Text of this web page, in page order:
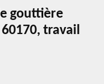
gouttière
travail